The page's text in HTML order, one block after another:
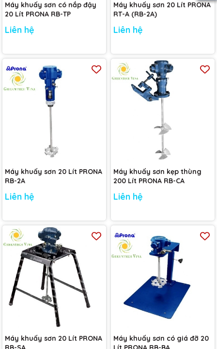
Máy khuấy sơn có nắp đậy
20 Lít PRONA RB-TP
Liên hệ
Máy khuấy sơn 20 Lít PRONA
RT-A (RB-2A)
Liên hệ
Máy khuấy sơn 20 Lít PRONA
RB-2A
Liên hệ
Máy khuấy sơn kẹp thùng
200 Lít PRONA RB-CA
Liên hệ
Máy khuấy sơn 20 Lít PRONA
Máy khuấy sơn có giá đỡ 20